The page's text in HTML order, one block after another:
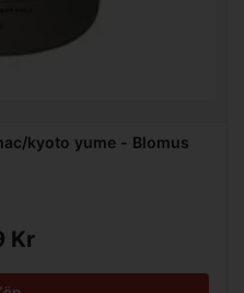
kyoto yume - Blomus
Kr